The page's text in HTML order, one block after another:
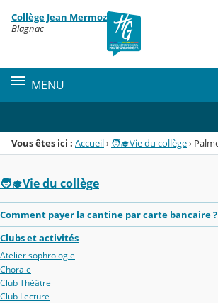
Menu de la rubrique
Contenu
Collège Jean Mermoz
Blagnac
MENU
Vous êtes ici : Accueil› 🧑‍🎓Vie du collège›
🧑‍🎓Vie du collège
Comment payer la cantine par carte bancaire ?
Clubs et activités
Atelier sophrologie
Chorale
Club Théâtre
Club Lecture